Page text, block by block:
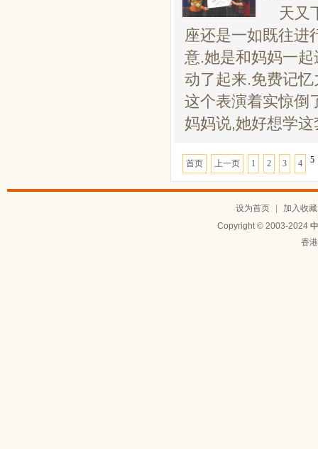
天又
座还是一如既往进
意.她是和妈妈一
动了起来.免费记
这个表演着实惊倒
妈妈说,她好想学
首页 上一页 1 2 3 4 5
设为首页
加入收藏
Copyright © 2003-2024
香